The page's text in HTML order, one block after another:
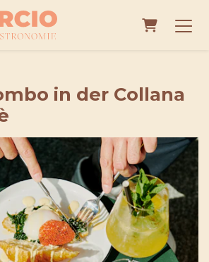
in der Collana